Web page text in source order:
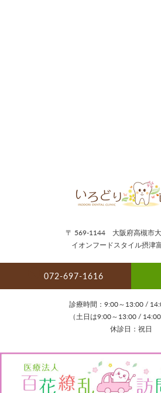
〒 569-1144 大阪府高槻市
イオンフードスタイル摂津
072-697-1616
診療時間：9:00～13:00 /
（土日は9:00～13:00 / 14:00
休診日：祝日